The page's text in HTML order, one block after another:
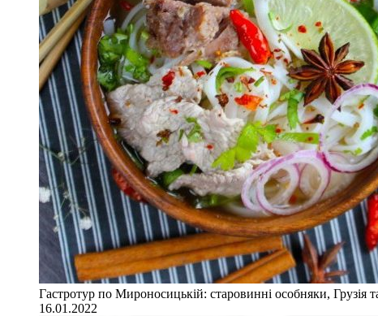
Гастротур по Мироносицькій: старовинні особняки, Грузія
16.01.2022